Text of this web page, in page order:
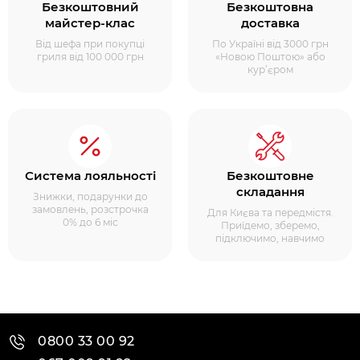
Безкоштовний
майстер-клас
Від шефа при покупці
гриля від 100 000 грн
Безкоштовна
доставка
По Україні від 3000 грн
«Новою Поштою» або
кур’єром
Система лояльності
Знижки, подарунки до
замовлень, розстрочка
0% до 6 міс
Безкоштовне
складання
Для Києва та передмістя.
Приїдемо, зберемо,
підключимо, навчимо
0800 33 00 92